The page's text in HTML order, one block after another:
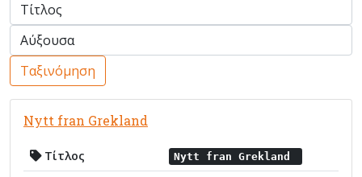
Ταξινόμηση
Nytt fran Grekland
Τίτλος Nytt fran Grekland